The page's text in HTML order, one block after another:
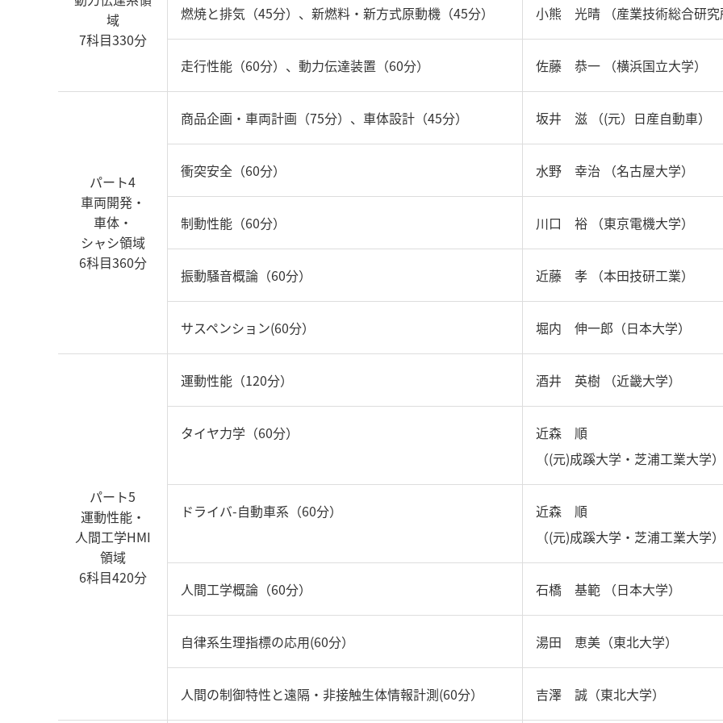
域
7科目330分
燃焼と排気（45分）、新燃料・新方式原動機（45分） 小熊 光晴 （産業技術総合研究
走行性能（60分）、動力伝達装置（60分） 佐藤 恭一 （横浜国立大学）
パート4
車両開発・
車体・
シャシ領域
6科目360分
商品企画・車両計画（75分）、車体設計（45分） 坂井 滋 （(元）日産自動車）
衝突安全（60分） 水野 幸治 （名古屋大学）
制動性能（60分） 川口 裕 （東京電機大学）
振動騒音概論（60分） 近藤 孝 （本田技研工業）
サスペンション(60分） 堀内 伸一郎（日本大学）
パート5
運動性能・
人間工学HMI
領域
6科目420分
運動性能（120分） 酒井 英樹 （近畿大学）
タイヤ力学（60分）
近森 順
（(元)成蹊大学・芝浦工業大学
ドライバ-自動車系（60分）
近森 順
（(元)成蹊大学・芝浦工業大学
人間工学概論（60分） 石橋 基範 （日本大学）
自律系生理指標の応用(60分） 湯田 恵美（東北大学）
人間の制御特性と遠隔・非接触生体情報計測(60分） 吉澤 誠（東北大学）